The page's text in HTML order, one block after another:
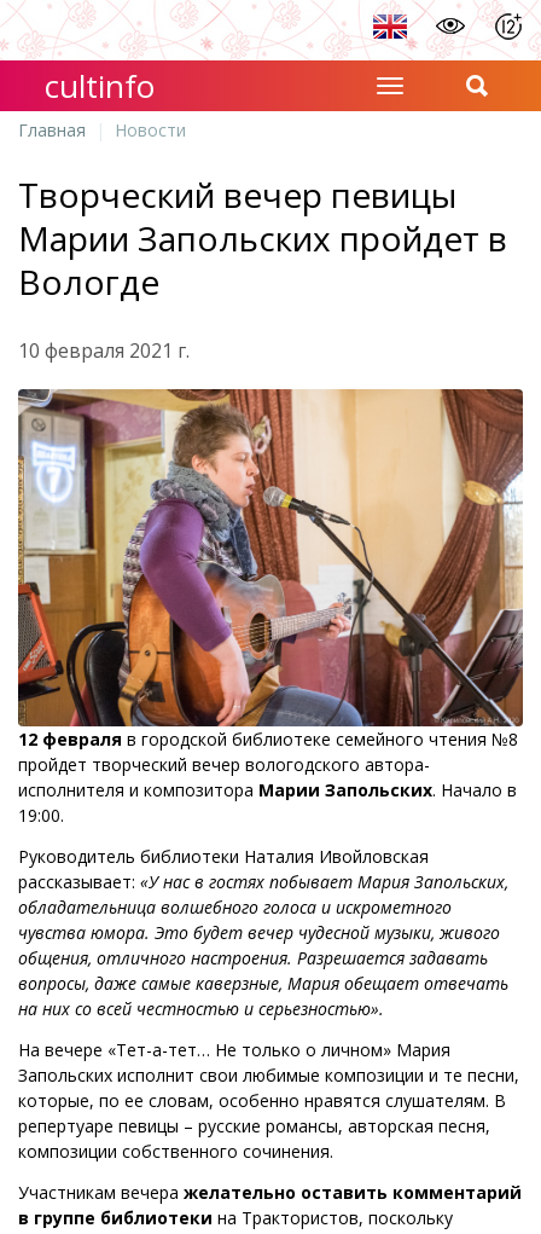
cultinfo
Главная Новости
Творческий вечер певицы
Марии Запольских пройдет в
Вологде
10 февраля 2021 г.
12 февраля в городской библиотеке семейного чтения №8
пройдет творческий вечер вологодского автора-
исполнителя и композитора Марии Запольских. Начало в
19:00.
Руководитель библиотеки Наталия Ивойловская
рассказывает: «У нас в гостях побывает Мария Запольских,
обладательница волшебного голоса и искрометного
чувства юмора. Это будет вечер чудесной музыки, живого
общения, отличного настроения. Разрешается задавать
вопросы, даже самые каверзные, Мария обещает отвечать
на них со всей честностью и серьезностью».
На вечере «Тет-а-тет… Не только о личном» Мария
Запольских исполнит свои любимые композиции и те песни,
которые, по ее словам, особенно нравятся слушателям. В
репертуаре певицы – русские романсы, авторская песня,
композиции собственного сочинения.
Участникам вечера желательно оставить комментарий
в группе библиотеки на Трактористов, поскольку